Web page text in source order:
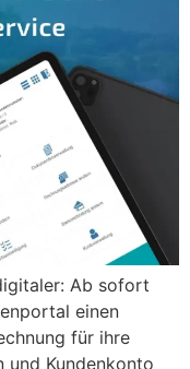
Ab sofort
einen
für ihre
und Kundenkonto